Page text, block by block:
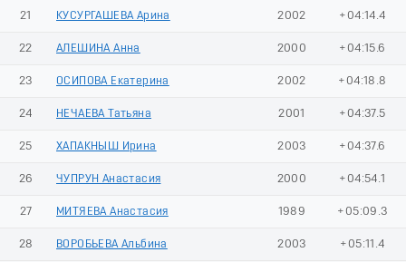
21 КУСУРГАШЕВА Арина 2002 +04:14.4
22 АЛЕШИНА Анна 2000 +04:15.6
23 ОСИПОВА Екатерина 2002 +04:18.8
24 НЕЧАЕВА Татьяна 2001 +04:37.5
25 ХАПАКНЫШ Ирина 2003 +04:37.6
26 ЧУПРУН Анастасия 2000 +04:54.1
27 МИТЯЕВА Анастасия 1989 +05:09.3
28 ВОРОБЬЕВА Альбина 2003 +05:11.4